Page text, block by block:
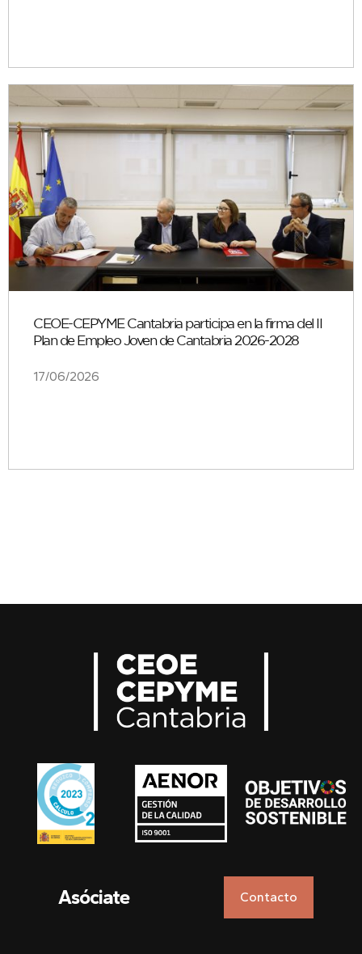
CEOE-CEPYME Cantabria participa en la firma del II
Plan de Empleo Joven de Cantabria 2026-2028
17/06/2026
Asóciate Contacto